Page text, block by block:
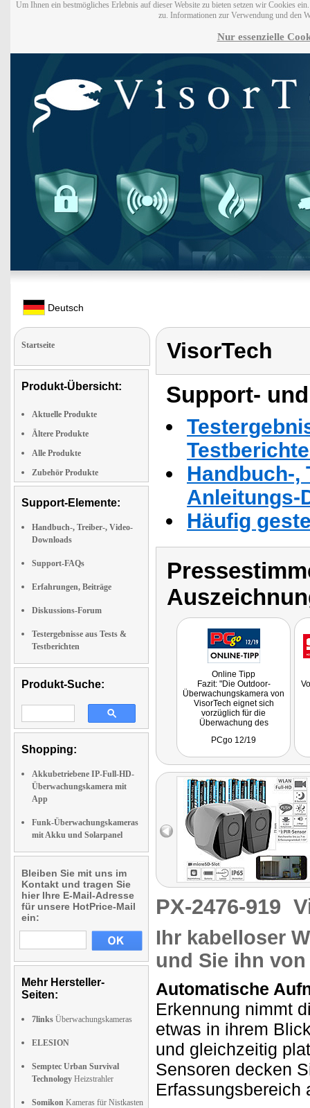
Um Ihnen ein bestmögliches Erlebnis auf dieser Website zu bieten setzen wir Cookies
zu. Informationen zur Verwendung und den
Nur essenzielle
Deutsch
Startseite
Produkt-Übersicht:
Aktuelle Produkte
Ältere Produkte
Alle Produkte
Zubehör Produkte
Support-Elemente:
Handbuch-, Treiber-, Video-
Downloads
Support-FAQs
Erfahrungen, Beiträge
Diskussions-Forum
Testergebnisse aus Tests &
Testberichten
Produkt-Suche:
Shopping:
Akkubetriebene IP-Full-HD-
Überwachungskamera mit
App
Funk-Überwachungskameras
mit Akku und Solarpanel
Bleiben Sie mit uns im
Kontakt und tragen Sie
hier Ihre E-Mail-Adresse
für unsere HotPrice-Mail
ein:
Mehr Hersteller-
Seiten:
7links Überwachungskameras
ELESION
Semptec Urban Survival
Technology Heizstrahler
Somikon Kameras für Nistkasten
VisorTech
Support-
Handbuch-,
Anleitungs-
Häufig
Online Tipp
Fazit: "Die Outdoor-
Überwachungskamera von
VisorTech eignet sich
vorzüglich für die
Überwachung des
Hauses oder für Stellen
Einrichtung der Kamera ist
sehr schnell erledigt. Die
Bildqualität bei Tageslicht
ist ausgezeichnet."
PCgo 12/19
PX-2476-919
Ihr kabelloser
und Sie ihn
Automatische
Erkennung nimmt
etwas in ihrem
und gleichzeitig
Sensoren decken
Erfassungsbereich